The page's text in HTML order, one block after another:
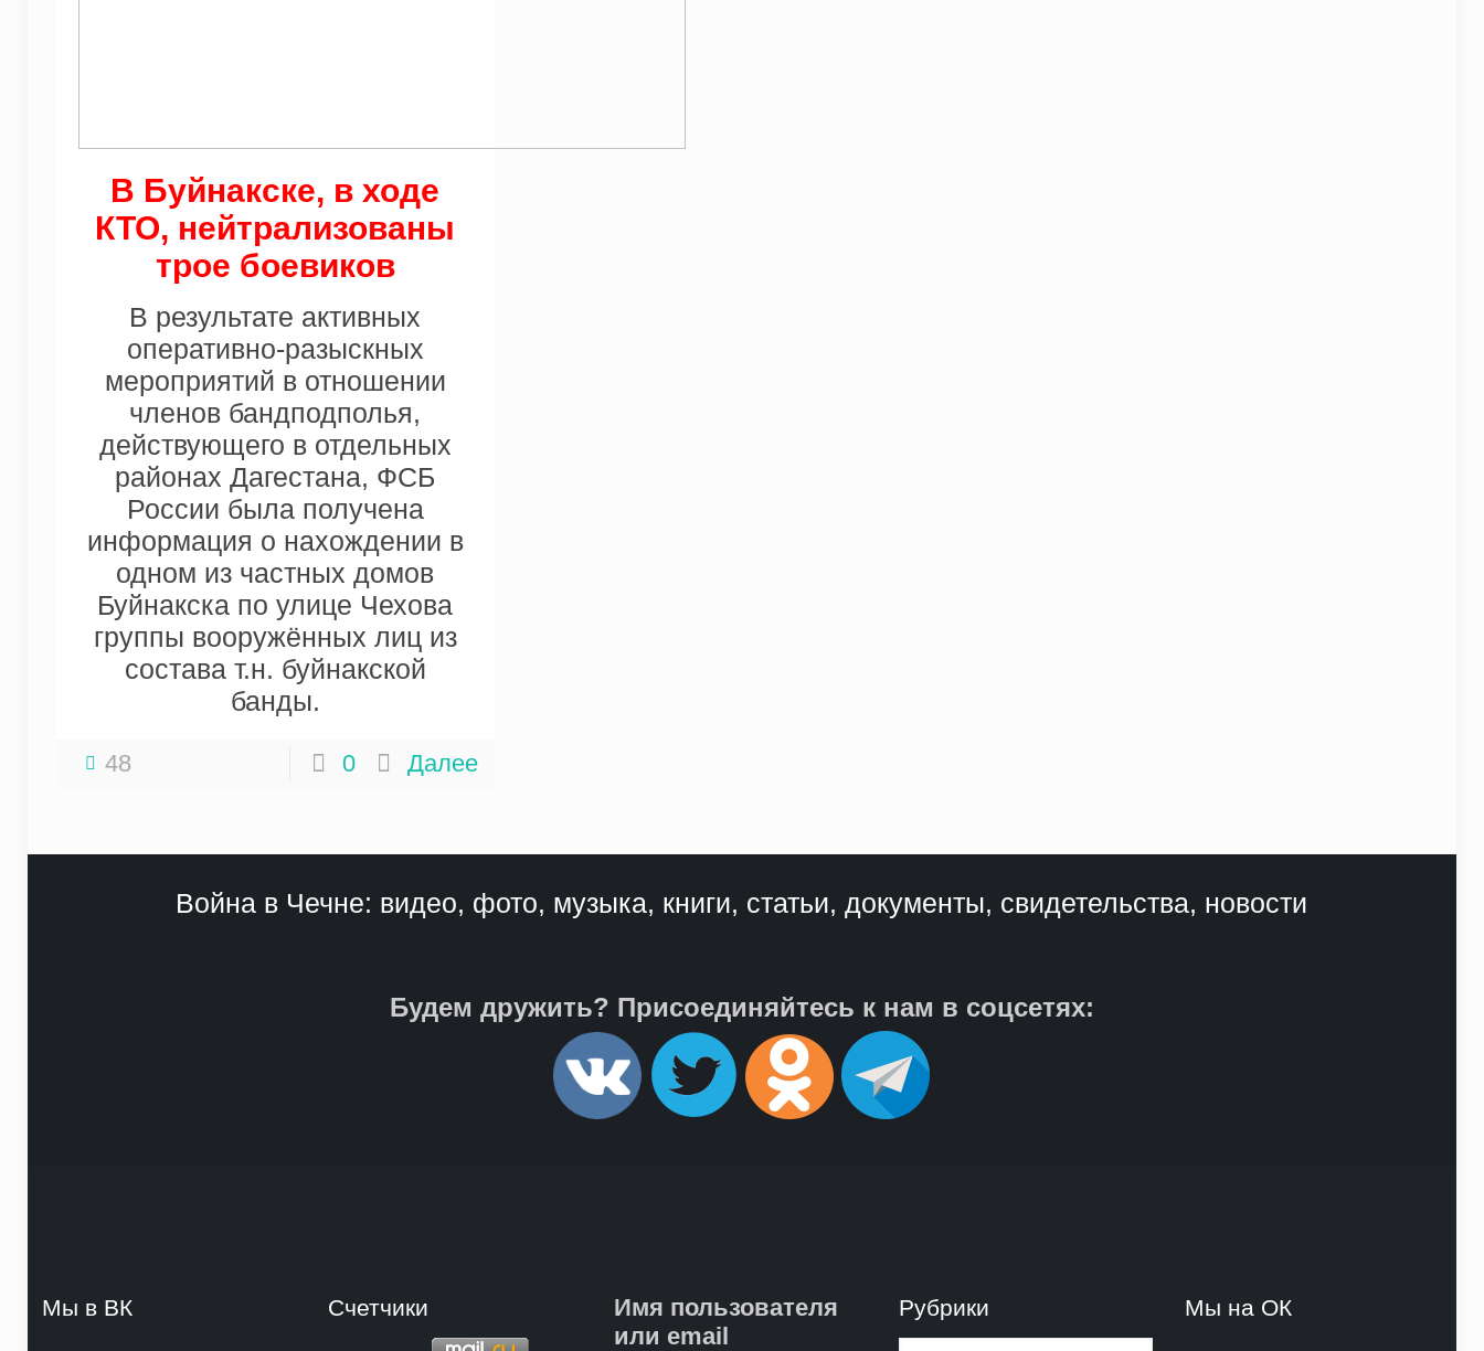
В Буйнакске, в ходе
КТО, нейтрализованы
трое боевиков
В результате активных
оперативно-разыскных
мероприятий в отношении
членов бандподполья,
действующего в отдельных
районах Дагестана, ФСБ
России была получена
информация о нахождении в
одном из частных домов
Буйнакска по улице Чехова
группы вооружённых лиц из
состава т.н. буйнакской
банды.
48 0 Далее
Война в Чечне: видео, фото, музыка, книги, статьи, документы, свидетельства, новости
Будем дружить? Присоединяйтесь к нам в соцсетях:
Мы в ВК Счетчики
Имя пользователя
или email
Рубрики Мы на ОК